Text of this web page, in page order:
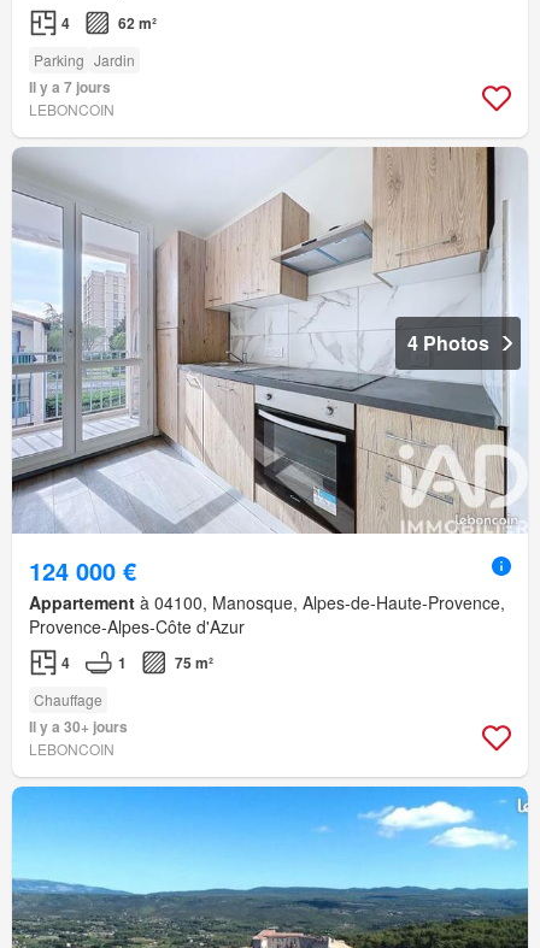
4 62 m²
Parking Jardin
Il y a 7 jours
LEBONCOIN
4 Photos
124 000 €
Appartement à 04100, Manosque, Alpes-de-Haute-Provence,
Provence-Alpes-Côte d'Azur
4 1 75 m²
Chauffage
Il y a 30+ jours
LEBONCOIN